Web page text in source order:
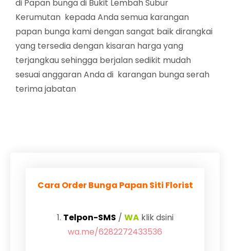
di Papan bunga di Bukit Lembah Subur
Kerumutan kepada Anda semua karangan
papan bunga kami dengan sangat baik dirangkai
yang tersedia dengan kisaran harga yang
terjangkau sehingga berjalan sedikit mudah
sesuai anggaran Anda di karangan bunga serah
terima jabatan
Cara Order Bunga Papan Siti Florist
1. Telpon-SMS / WAklik dsini
wa.me/6282272433536